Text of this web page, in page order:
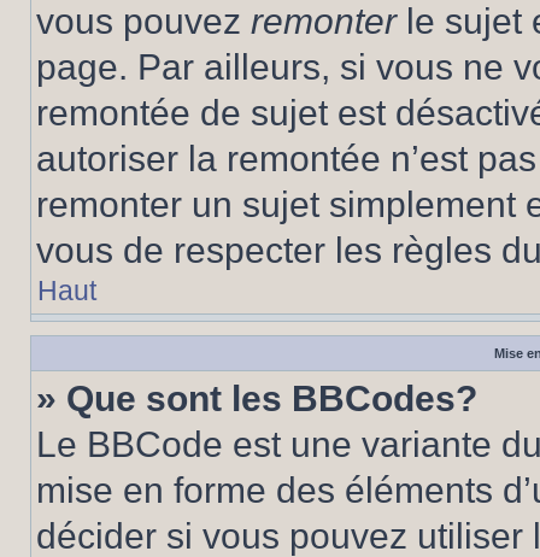
vous pouvez remonterle sujet
page. Par ailleurs, si vous ne
remontée de sujet est
autoriser la remontée n’est
remonter un sujet simplement
vous de respecter les règles
Haut
Mise
» Que sont les BBCodes?
Le BBCode est une variante
mise en forme des éléments
décider si vous pouvez